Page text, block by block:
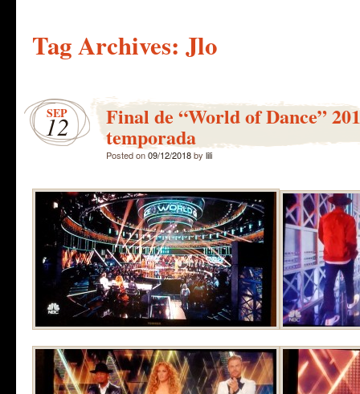
Tag Archives: Jlo
SEP
12 Final de “World of Dance”
temporada
Posted on09/12/2018by lili